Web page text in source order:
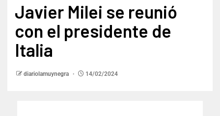
Javier Milei se reunió
con el presidente de
Italia
diariolamuynegra 14/02/2024